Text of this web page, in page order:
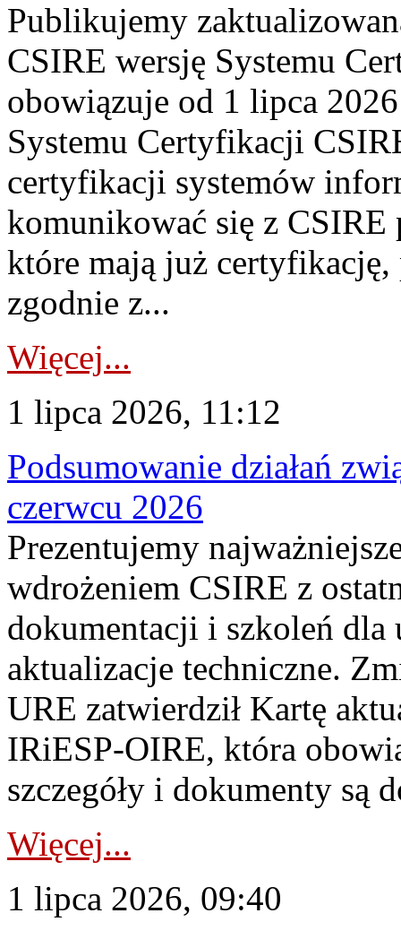
Publikujemy
CSIRE wersję Systemu
obowiązuje od 1 lipca
Systemu Certyfikacji
certyfikacji systemów
komunikować się z
które mają już
zgodnie z...
Więcej...
1 lipca 2026, 11:12
Podsumowanie działań
czerwcu 2026
Prezentujemy
wdrożeniem CSIRE z
dokumentacji i szkoleń
aktualizacje techniczne.
URE zatwierdził Kartę
IRiESP‑OIRE, która
szczegóły i dokumenty są
Więcej...
1 lipca 2026, 09:40